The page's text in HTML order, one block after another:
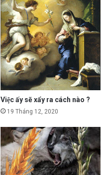
Việc ấy sẽ xẩy ra cách nào ?
19 Tháng 12, 2020